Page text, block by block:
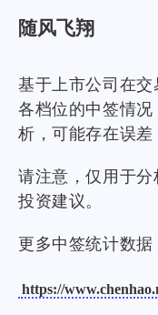
随风飞翔
基于上市公司在
各档位的中签情
析，可能存在误差
请注意，仅用于
投资建议。
更多中签统计数据
https://